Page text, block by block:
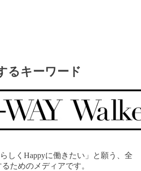
るキーワード
しくHappyに働きたい」と願う、全
ためのメディアです。